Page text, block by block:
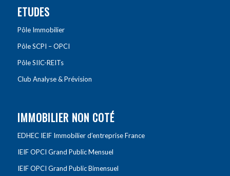
ETUDES
Pôle Immobilier
Pôle SCPI – OPCI
Pôle SIIC-REITs
Club Analyse & Prévision
IMMOBILIER NON COTÉ
EDHEC IEIF Immobilier d’entreprise France
IEIF OPCI Grand Public Mensuel
IEIF OPCI Grand Public Bimensuel